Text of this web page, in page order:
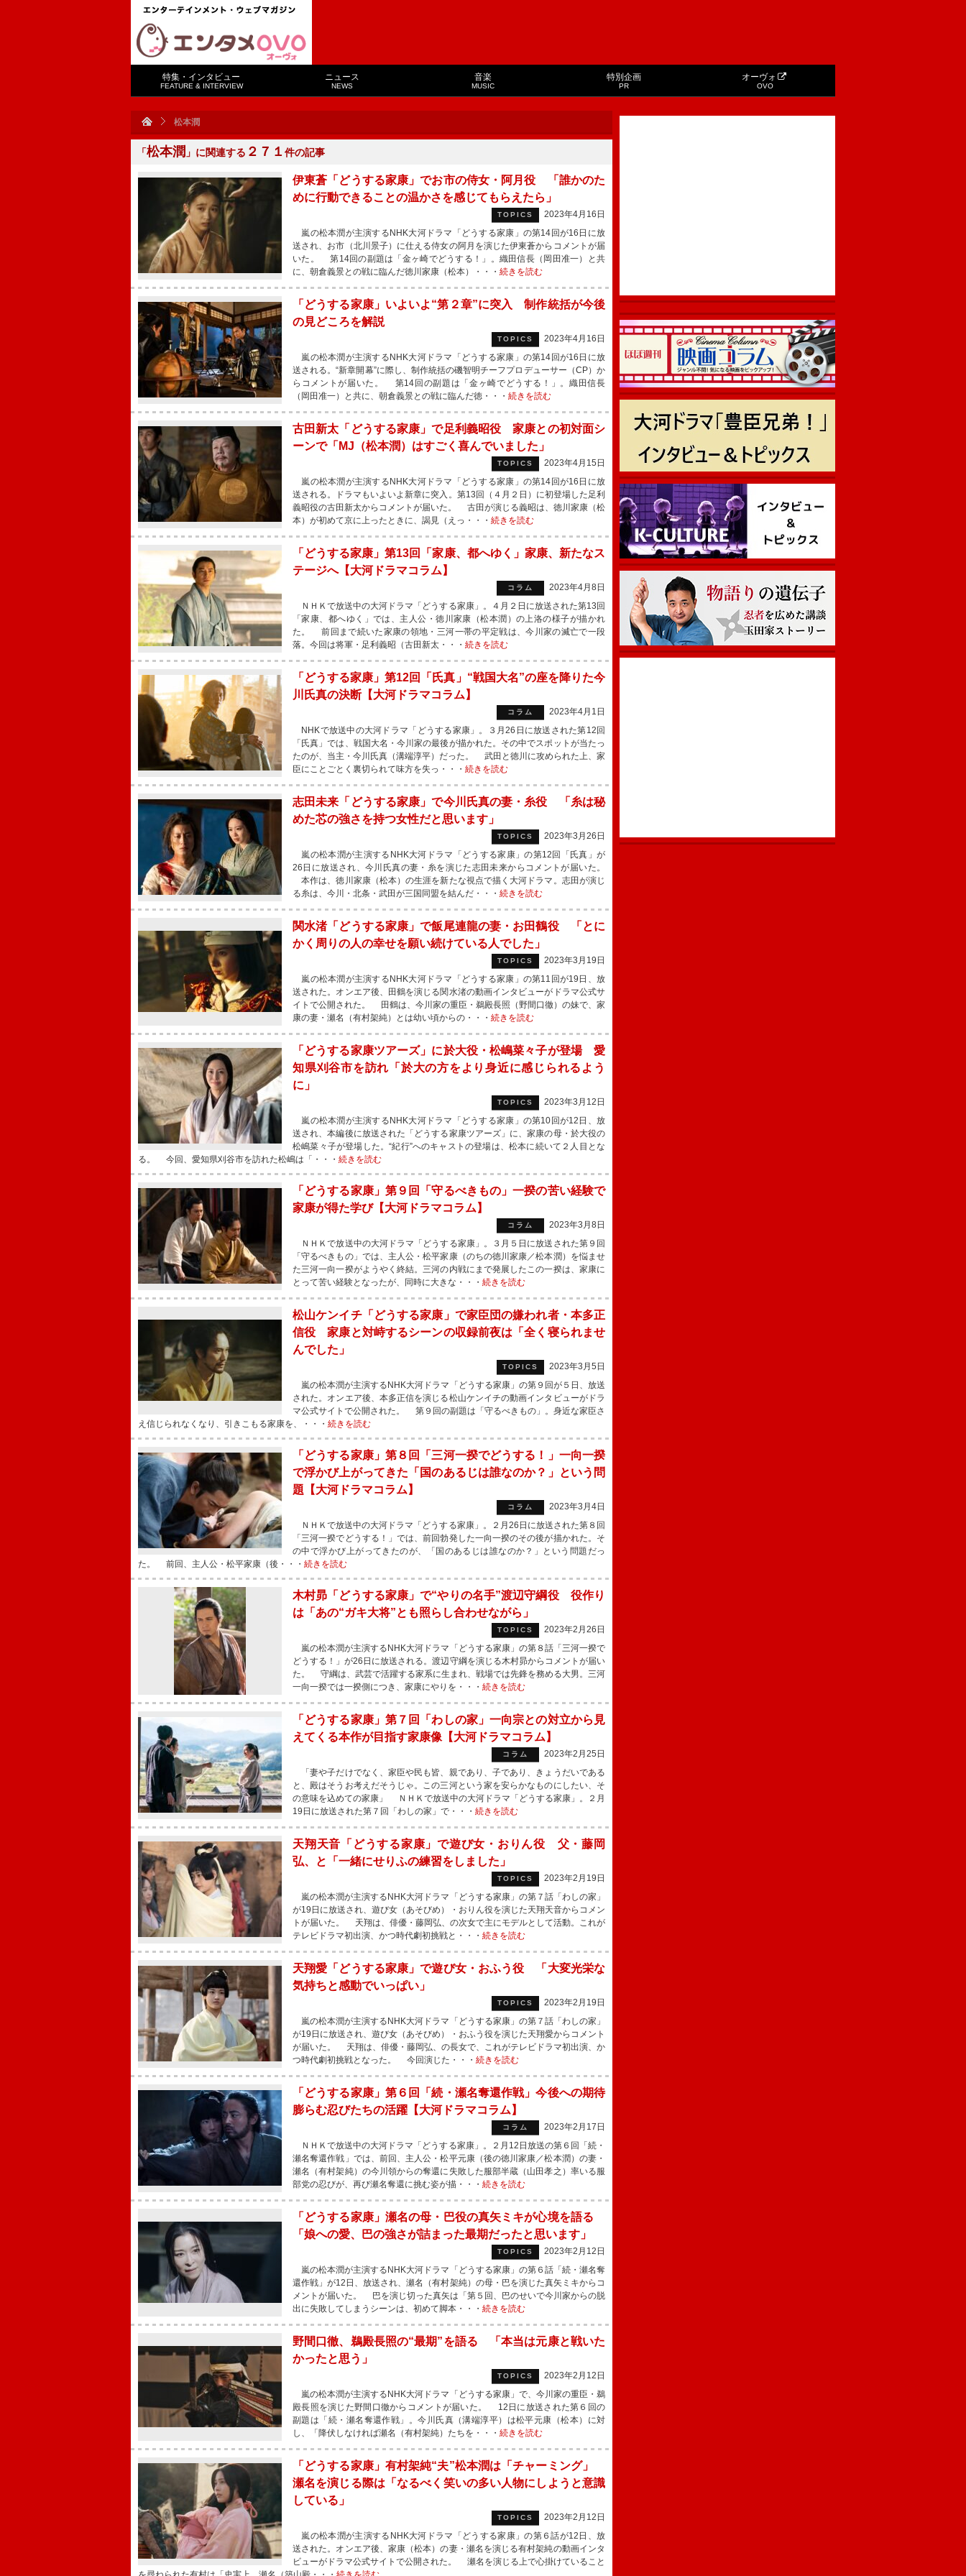
特集・インタビュー
FEATURE & INTERVIEW
ニュース
NEWS
音楽
MUSIC
特別企画
PR
オーヴォ
OVO
松本潤
「松本潤 」に関連する ２７１ 件の記事
伊東蒼「どうする家康」でお市の侍女・阿月役 「誰かのた
めに行動できることの温かさを感じてもらえたら」
TOPICS
2023年4月16日
嵐の松本潤が主演するNHK大河ドラマ「どうする家康」の第14回が16日に放
送され、お市（北川景子）に仕える侍女の阿月を演じた伊東蒼からコメントが届
いた。 第14回の副題は「金ヶ崎でどうする！」。織田信長（岡田准一）と共
に、朝倉義景との戦に臨んだ徳川家康（松本）・・・ 続きを読む
「どうする家康」いよいよ“第２章”に突入 制作統括が今後
の見どころを解説
TOPICS
2023年4月16日
嵐の松本潤が主演するNHK大河ドラマ「どうする家康」の第14回が16日に放
送される。“新章開幕”に際し、制作統括の磯智明チーフプロデューサー（CP）か
らコメントが届いた。 第14回の副題は「金ヶ崎でどうする！」。織田信長
（岡田准一）と共に、朝倉義景との戦に臨んだ徳・・・ 続きを読む
古田新太「どうする家康」で足利義昭役 家康との初対面シ
ーンで「MJ（松本潤）はすごく喜んでいました」
TOPICS
2023年4月15日
嵐の松本潤が主演するNHK大河ドラマ「どうする家康」の第14回が16日に放
送される。ドラマもいよいよ新章に突入。第13回（４月２日）に初登場した足利
義昭役の古田新太からコメントが届いた。 古田が演じる義昭は、徳川家康（松
本）が初めて京に上ったときに、謁見（えっ・・・ 続きを読む
「どうする家康」第13回「家康、都へゆく」家康、新たなス
テージへ【大河ドラマコラム】
コラム
2023年4月8日
ＮＨＫで放送中の大河ドラマ「どうする家康」。４月２日に放送された第13回
「家康、都へゆく」では、主人公・徳川家康（松本潤）の上洛の様子が描かれ
た。 前回まで続いた家康の領地・三河一帯の平定戦は、今川家の滅亡で一段
落。今回は将軍・足利義昭（古田新太・・・ 続きを読む
「どうする家康」第12回「氏真」“戦国大名”の座を降りた今
川氏真の決断【大河ドラマコラム】
コラム
2023年4月1日
NHKで放送中の大河ドラマ「どうする家康」。３月26日に放送された第12回
「氏真」では、戦国大名・今川家の最後が描かれた。その中でスポットが当たっ
たのが、当主・今川氏真（溝端淳平）だった。 武田と徳川に攻められた上、家
臣にことごとく裏切られて味方を失っ・・・ 続きを読む
志田未来「どうする家康」で今川氏真の妻・糸役 「糸は秘
めた芯の強さを持つ女性だと思います」
TOPICS
2023年3月26日
嵐の松本潤が主演するNHK大河ドラマ「どうする家康」の第12回「氏真」が
26日に放送され、今川氏真の妻・糸を演じた志田未来からコメントが届いた。
本作は、徳川家康（松本）の生涯を新たな視点で描く大河ドラマ。志田が演じ
る糸は、今川・北条・武田が三国同盟を結んだ・・・ 続きを読む
関水渚「どうする家康」で飯尾連龍の妻・お田鶴役 「とに
かく周りの人の幸せを願い続けている人でした」
TOPICS
2023年3月19日
嵐の松本潤が主演するNHK大河ドラマ「どうする家康」の第11回が19日、放
送された。オンエア後、田鶴を演じる関水渚の動画インタビューがドラマ公式サ
イトで公開された。 田鶴は、今川家の重臣・鵜殿長照（野間口徹）の妹で、家
康の妻・瀬名（有村架純）とは幼い頃からの・・・ 続きを読む
「どうする家康ツアーズ」に於大役・松嶋菜々子が登場 愛
知県刈谷市を訪れ「於大の方をより身近に感じられるよう
に」
TOPICS
2023年3月12日
嵐の松本潤が主演するNHK大河ドラマ「どうする家康」の第10回が12日、放
送され、本編後に放送された「どうする家康ツアーズ」に、家康の母・於大役の
松嶋菜々子が登場した。“紀行”へのキャストの登場は、松本に続いて２人目とな
る。 今回、愛知県刈谷市を訪れた松嶋は「・・・ 続きを読む
「どうする家康」第９回「守るべきもの」一揆の苦い経験で
家康が得た学び【大河ドラマコラム】
コラム
2023年3月8日
ＮＨＫで放送中の大河ドラマ「どうする家康」。３月５日に放送された第９回
「守るべきもの」では、主人公・松平家康（のちの徳川家康／松本潤）を悩ませ
た三河一向一揆がようやく終結。三河の内戦にまで発展したこの一揆は、家康に
とって苦い経験となったが、同時に大きな・・・ 続きを読む
松山ケンイチ「どうする家康」で家臣団の嫌われ者・本多正
信役 家康と対峙するシーンの収録前夜は「全く寝られませ
んでした」
TOPICS
2023年3月5日
嵐の松本潤が主演するNHK大河ドラマ「どうする家康」の第９回が５日、放送
された。オンエア後、本多正信を演じる松山ケンイチの動画インタビューがドラ
マ公式サイトで公開された。 第９回の副題は「守るべきもの」。身近な家臣さ
え信じられなくなり、引きこもる家康を、・・・ 続きを読む
「どうする家康」第８回「三河一揆でどうする！」一向一揆
で浮かび上がってきた「国のあるじは誰なのか？」という問
題【大河ドラマコラム】
コラム
2023年3月4日
ＮＨＫで放送中の大河ドラマ「どうする家康」。２月26日に放送された第８回
「三河一揆でどうする！」では、前回勃発した一向一揆のその後が描かれた。そ
の中で浮かび上がってきたのが、「国のあるじは誰なのか？」という問題だっ
た。 前回、主人公・松平家康（後・・・ 続きを読む
木村昴「どうする家康」で“やりの名手”渡辺守綱役 役作り
は「あの“ガキ大将”とも照らし合わせながら」
TOPICS
2023年2月26日
嵐の松本潤が主演するNHK大河ドラマ「どうする家康」の第８話「三河一揆で
どうする！」が26日に放送される。渡辺守綱を演じる木村昴からコメントが届い
た。 守綱は、武芸で活躍する家系に生まれ、戦場では先鋒を務める大男。三河
一向一揆では一揆側につき、家康にやりを・・・ 続きを読む
「どうする家康」第７回「わしの家」一向宗との対立から見
えてくる本作が目指す家康像【大河ドラマコラム】
コラム
2023年2月25日
「妻や子だけでなく、家臣や民も皆、親であり、子であり、きょうだいである
と、殿はそうお考えだそうじゃ。この三河という家を安らかなものにしたい、そ
の意味を込めての家康」 ＮＨＫで放送中の大河ドラマ「どうする家康」。２月
19日に放送された第７回「わしの家」で・・・ 続きを読む
天翔天音「どうする家康」で遊び女・おりん役 父・藤岡
弘、と「一緒にせりふの練習をしました」
TOPICS
2023年2月19日
嵐の松本潤が主演するNHK大河ドラマ「どうする家康」の第７話「わしの家」
が19日に放送され、遊び女（あそびめ）・おりん役を演じた天翔天音からコメン
トが届いた。 天翔は、俳優・藤岡弘、の次女で主にモデルとして活動。これが
テレビドラマ初出演、かつ時代劇初挑戦と・・・ 続きを読む
天翔愛「どうする家康」で遊び女・おふう役 「大変光栄な
気持ちと感動でいっぱい」
TOPICS
2023年2月19日
嵐の松本潤が主演するNHK大河ドラマ「どうする家康」の第７話「わしの家」
が19日に放送され、遊び女（あそびめ）・おふう役を演じた天翔愛からコメント
が届いた。 天翔は、俳優・藤岡弘、の長女で、これがテレビドラマ初出演、か
つ時代劇初挑戦となった。 今回演じた・・・ 続きを読む
「どうする家康」第６回「続・瀬名奪還作戦」今後への期待
膨らむ忍びたちの活躍【大河ドラマコラム】
コラム
2023年2月17日
ＮＨＫで放送中の大河ドラマ「どうする家康」。２月12日放送の第６回「続・
瀬名奪還作戦」では、前回、主人公・松平元康（後の徳川家康／松本潤）の妻・
瀬名（有村架純）の今川領からの奪還に失敗した服部半蔵（山田孝之）率いる服
部党の忍びが、再び瀬名奪還に挑む姿が描・・・ 続きを読む
「どうする家康」瀬名の母・巴役の真矢ミキが心境を語る
「娘への愛、巴の強さが詰まった最期だったと思います」
TOPICS
2023年2月12日
嵐の松本潤が主演するNHK大河ドラマ「どうする家康」の第６話「続・瀬名奪
還作戦」が12日、放送され、瀬名（有村架純）の母・巴を演じた真矢ミキからコ
メントが届いた。 巴を演じ切った真矢は「第５回、巴のせいで今川家からの脱
出に失敗してしまうシーンは、初めて脚本・・・ 続きを読む
野間口徹、鵜殿長照の“最期”を語る 「本当は元康と戦いた
かったと思う」
TOPICS
2023年2月12日
嵐の松本潤が主演するNHK大河ドラマ「どうする家康」で、今川家の重臣・鵜
殿長照を演じた野間口徹からコメントが届いた。 12日に放送された第６回の
副題は「続・瀬名奪還作戦」。今川氏真（溝端淳平）は松平元康（松本）に対
し、「降伏しなければ瀬名（有村架純）たちを・・・ 続きを読む
「どうする家康」有村架純“夫”松本潤は「チャーミング」
瀬名を演じる際は「なるべく笑いの多い人物にしようと意識
している」
TOPICS
2023年2月12日
嵐の松本潤が主演するNHK大河ドラマ「どうする家康」の第６話が12日、放
送された。オンエア後、家康（松本）の妻・瀬名を演じる有村架純の動画インタ
ビューがドラマ公式サイトで公開された。 瀬名を演じる上で心掛けていること